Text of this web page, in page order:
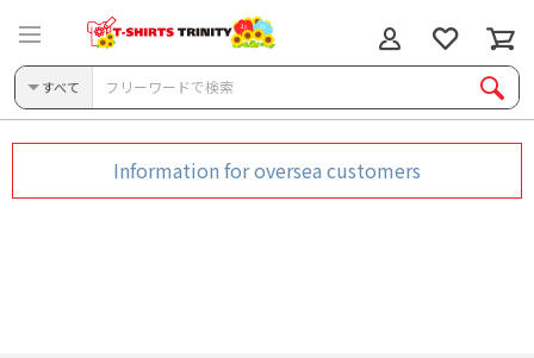
Information for oversea customers
すべて